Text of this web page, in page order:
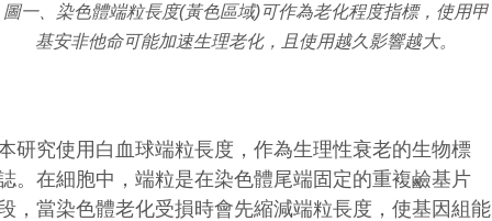
圖一、染色體端粒長度(黃色區域)可作為老化程度指標，使用甲
基安非他命可能加速生理老化，且使用越久影響越大。
研究使用白血球端粒長度，作為生理性衰老的生物標
。在細胞中，端粒是在染色體尾端固定的重複鹼基片
，當染色體老化受損時會先縮減端粒長度，使基因組能